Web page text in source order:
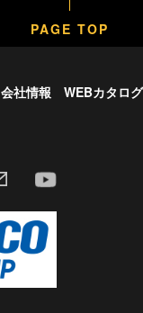
PAGE TOP
会社情報 WEBカタログ